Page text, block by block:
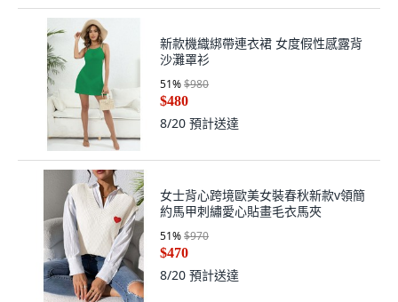
新款機織綁帶連衣裙 女度假性感露背
沙灘罩衫
51%$980
$480
8/20 預計送達
女士背心跨境歐美女裝春秋新款v領簡
約馬甲刺繡愛心貼畫毛衣馬夾
51%$970
$470
8/20 預計送達